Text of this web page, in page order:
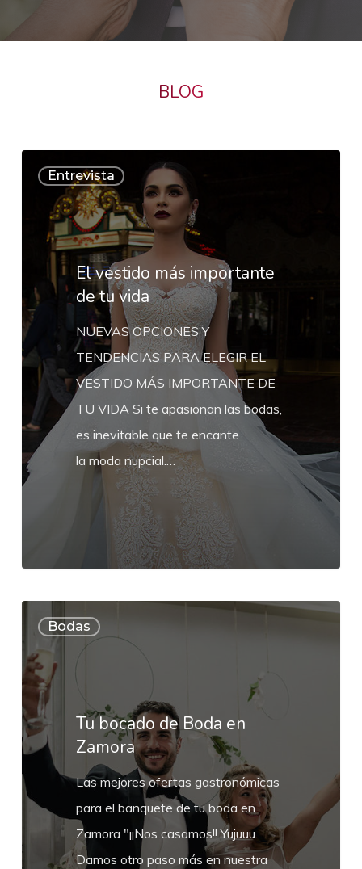
BLOG
Entrevista
vestido
importante
vida
El vestido más importante
de tu vida
NUEVAS OPCIONES Y
TENDENCIAS PARA ELEGIR EL
VESTIDO MÁS IMPORTANTE DE
TU VIDA Si te apasionan las bodas,
es inevitable que te encante
la moda nupcial.…
Bodas
bocado
de
Boda
en
Zamora
Tu bocado de Boda en
Zamora
Las mejores ofertas gastronómicas
para el banquete de tu boda en
Zamora "¡¡Nos casamos!! Yujuuu.
Damos otro paso más en nuestra